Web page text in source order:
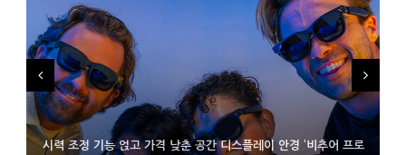
시력 조정 기능 얹고 가격 낮춘 공간 디스플레이 안경 ‘비추어 프로